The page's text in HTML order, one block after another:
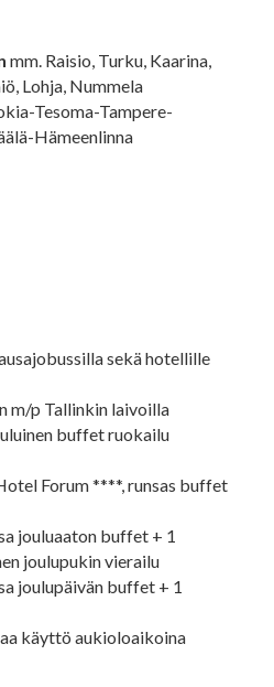
mm. Raisio, Turku, Kaarina,
Lohja, Nummela
Tesoma-Tampere-
Hämeenlinna
sekä hotellille
m/p Tallinkin laivoilla
buffet ruokailu
Forum ****, runsas buffet
jouluaaton buffet + 1
joulupukin vierailu
joulupäivän buffet + 1
käyttö aukioloaikoina